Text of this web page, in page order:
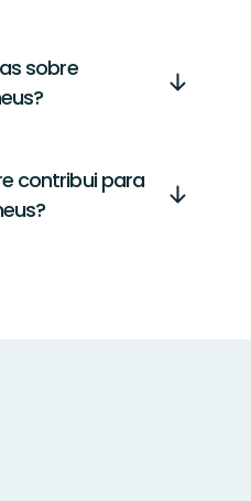
sobre
contribui para